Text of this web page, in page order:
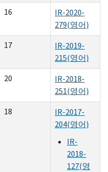
16
IR-2020-
279(영어)
17
IR-2019-
215(영어)
20
IR-2018-
251(영어)
18
IR-2017-
204(영어)
IR-
2018-
127(영